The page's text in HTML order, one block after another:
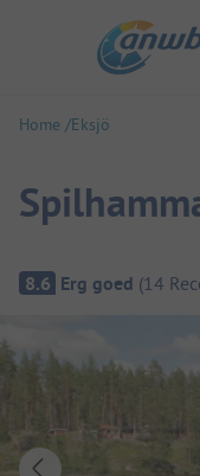
Home Eksjö
Camping
8.6 Erg goed (14